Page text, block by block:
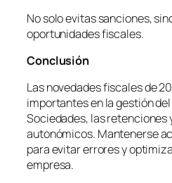
No solo evitas sanciones,
oportunidades fiscales.
Conclusión
Las novedades fiscales de
importantes en la gestión
Sociedades, las retenciones
autonómicos. Mantenerse
para evitar errores y
empresa.